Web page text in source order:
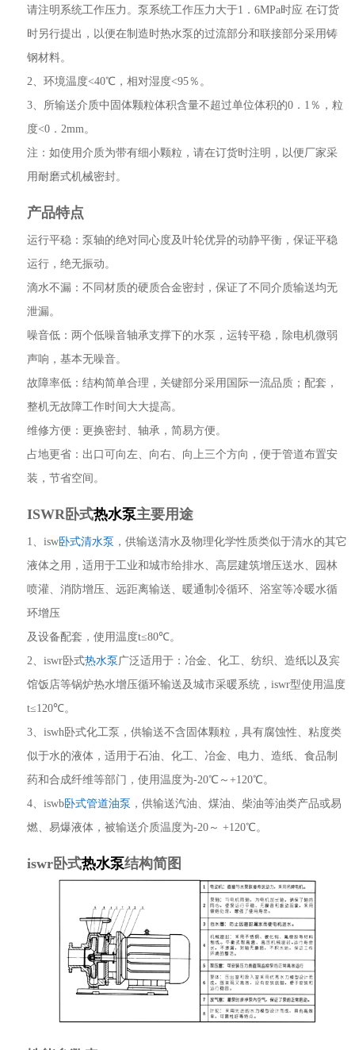
请注明系统工作压力。泵系统工作压力大于1．6MPa时应 在订货
时另行提出，以便在制造时热水泵的过流部分和联接部分采用铸
钢材料。
2、环境温度<40℃，相对湿度<95％。
3、所输送介质中固体颗粒体积含量不超过单位体积的0．1％，粒
度<0．2mm。
注：如使用介质为带有细小颗粒，请在订货时注明，以便厂家采
用耐磨式机械密封。
产品特点
运行平稳：泵轴的绝对同心度及叶轮优异的动静平衡，保证平稳
运行，绝无振动。
滴水不漏：不同材质的硬质合金密封，保证了不同介质输送均无
泄漏。
噪音低：两个低噪音轴承支撑下的水泵，运转平稳，除电机微弱
声响，基本无噪音。
故障率低：结构简单合理，关键部分采用国际一流品质；配套，
整机无故障工作时间大大提高。
维修方便：更换密封、轴承，简易方便。
占地更省：出口可向左、向右、向上三个方向，便于管道布置安
装，节省空间。
ISWR卧式热水泵主要用途
1、isw卧式清水泵 ，供输送清水及物理化学性质类似于清水的其它
液体之用，适用于工业和城市给排水、高层建筑增压送水、园林
喷灌、消防增压、远距离输送、暖通制冷循环、浴室等冷暖水循
环增压
及设备配套，使用温度t≤80℃。
2、iswr卧式热水泵 广泛适用于：冶金、化工、纺织、造纸以及宾
馆饭店等锅炉热水增压循环输送及城市采暖系统，iswr型使用温度
t≤120℃。
3、iswh卧式化工泵，供输送不含固体颗粒，具有腐蚀性、粘度类
似于水的液体，适用于石油、化工、冶金、电力、造纸、食品制
药和合成纤维等部门，使用温度为-20℃～+120℃。
4、iswb卧式管道油泵 ，供输送汽油、煤油、柴油等油类产品或易
燃、易爆液体，被输送介质温度为-20～ +120℃。
iswr卧式热水泵结构简图